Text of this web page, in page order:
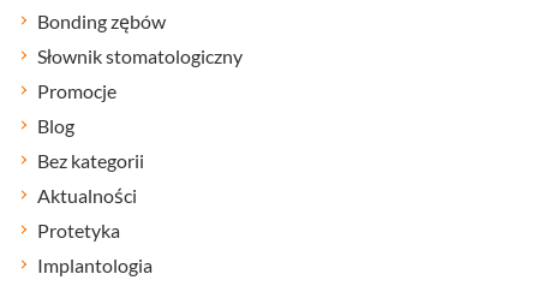
Bonding zębów
Słownik stomatologiczny
Promocje
Blog
Bez kategorii
Aktualności
Protetyka
Implantologia